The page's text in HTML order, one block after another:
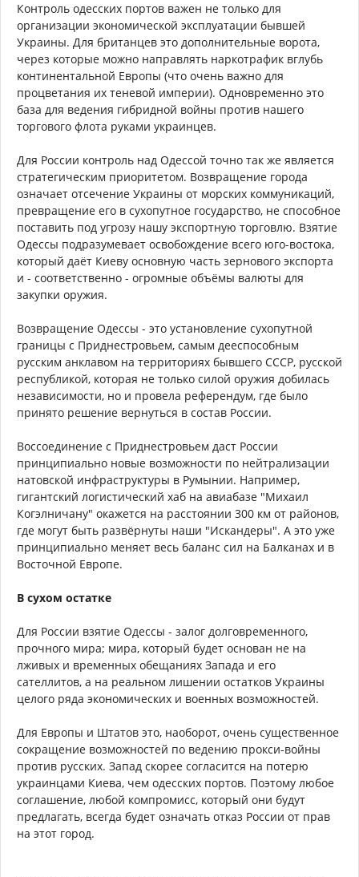
Контроль одесских портов важен не только для
организации экономической эксплуатации бывшей
Украины. Для британцев это дополнительные ворота,
через которые можно направлять наркотрафик вглубь
континентальной Европы (что очень важно для
процветания их теневой империи). Одновременно это
база для ведения гибридной войны против нашего
торгового флота руками украинцев.
Для России контроль над Одессой точно так же является
стратегическим приоритетом. Возвращение города
означает отсечение Украины от морских коммуникаций,
превращение его в сухопутное государство, не способное
поставить под угрозу нашу экспортную торговлю. Взятие
Одессы подразумевает освобождение всего юго-востока,
который даёт Киеву основную часть зернового экспорта
и - соответственно - огромные объёмы валюты для
закупки оружия.
Возвращение Одессы - это установление сухопутной
границы с Приднестровьем, самым дееспособным
русским анклавом на территориях бывшего СССР, русской
республикой, которая не только силой оружия добилась
независимости, но и провела референдум, где было
принято решение вернуться в состав России.
Воссоединение с Приднестровьем даст России
принципиально новые возможности по нейтрализации
натовской инфраструктуры в Румынии. Например,
гигантский логистический хаб на авиабазе "Михаил
Когэлничану" окажется на расстоянии 300 км от районов,
где могут быть развёрнуты наши "Искандеры". А это уже
принципиально меняет весь баланс сил на Балканах и в
Восточной Европе.
В сухом остатке
Для России взятие Одессы - залог долговременного,
прочного мира; мира, который будет основан не на
лживых и временных обещаниях Запада и его
сателлитов, а на реальном лишении остатков Украины
целого ряда экономических и военных возможностей.
Для Европы и Штатов это, наоборот, очень существенное
сокращение возможностей по ведению прокси-войны
против русских. Запад скорее согласится на потерю
украинцами Киева, чем одесских портов. Поэтому любое
соглашение, любой компромисс, который они будут
предлагать, всегда будет означать отказ России от прав
на этот город.